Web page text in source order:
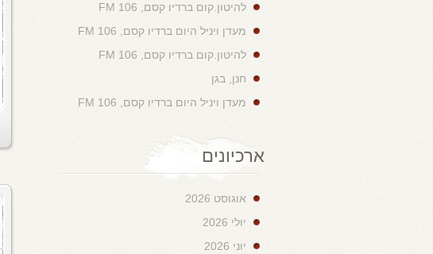
להיטון.קום ברדיו קסם, 106 FM
מעדן ויניל היום ברדיו קסם, 106 FM
להיטון.קום ברדיו קסם, 106 FM
חנן, בגן
מעדן ויניל היום ברדיו קסם, 106 FM
ארכיונים
אוגוסט 2026
יולי 2026
יוני 2026